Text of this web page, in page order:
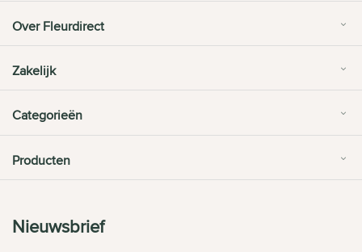
Over Fleurdirect
Zakelijk
Categorieën
Producten
Nieuwsbrief